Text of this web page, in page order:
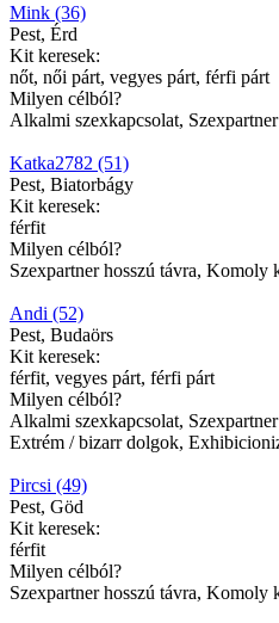
Mink (36)
Pest, Érd
Kit keresek:
nőt, női párt, vegyes párt, férfi párt
Milyen célból?
Alkalmi szexkapcsolat,
Katka2782 (51)
Pest, Biatorbágy
Kit keresek:
férfit
Milyen célból?
Szexpartner hosszú távra, Komoly
Andi (52)
Pest, Budaörs
Kit keresek:
férfit, vegyes párt, férfi párt
Milyen célból?
Alkalmi szexkapcsolat,
Extrém / bizarr dolgok,
Pircsi (49)
Pest, Göd
Kit keresek:
férfit
Milyen célból?
Szexpartner hosszú távra, Komoly